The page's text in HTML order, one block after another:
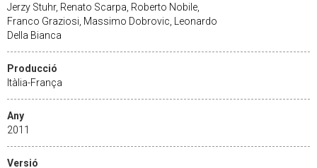
Jerzy Stuhr, Renato Scarpa, Roberto Nobile,
Franco Graziosi, Massimo Dobrovic, Leonardo
Della Bianca
Producció
Itàlia-França
Any
2011
Versió